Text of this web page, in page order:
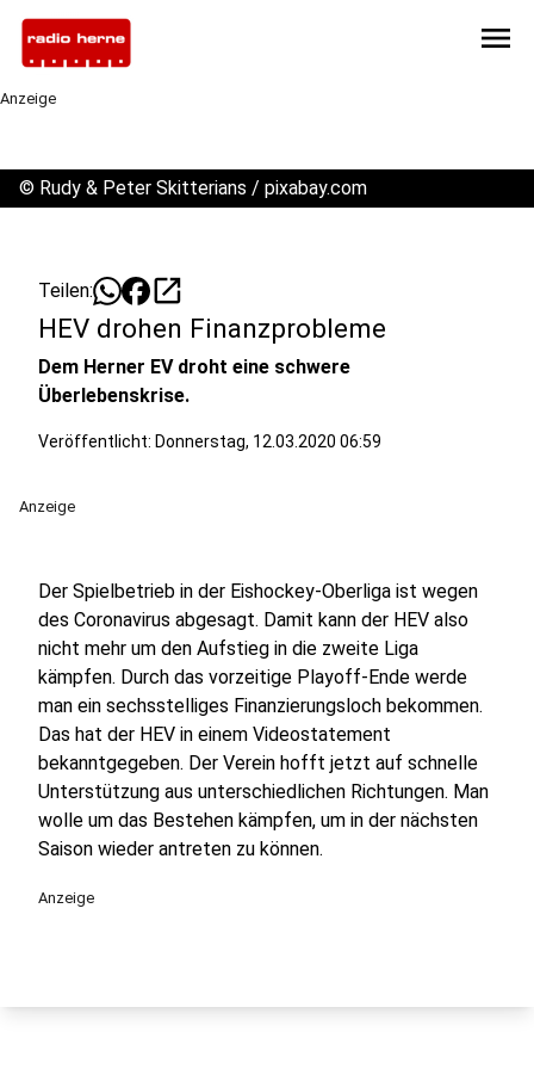
menu
Anzeige
© Rudy & Peter Skitterians / pixabay.com
Teilen: open_in_new
HEV drohen Finanzprobleme
Dem Herner EV droht eine schwere
Überlebenskrise.
Veröffentlicht: Donnerstag, 12.03.2020 06:59
Anzeige
Der Spielbetrieb in der Eishockey-Oberliga ist wegen
des Coronavirus abgesagt. Damit kann der HEV also
nicht mehr um den Aufstieg in die zweite Liga
kämpfen. Durch das vorzeitige Playoff-Ende werde
man ein sechsstelliges Finanzierungsloch bekommen.
Das hat der HEV in einem Videostatement
bekanntgegeben. Der Verein hofft jetzt auf schnelle
Unterstützung aus unterschiedlichen Richtungen. Man
wolle um das Bestehen kämpfen, um in der nächsten
Saison wieder antreten zu können.
Anzeige